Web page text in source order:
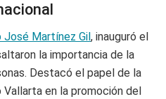
José Martínez Gil , inauguró el
la importancia de la
Destacó el papel de la
en la promoción del